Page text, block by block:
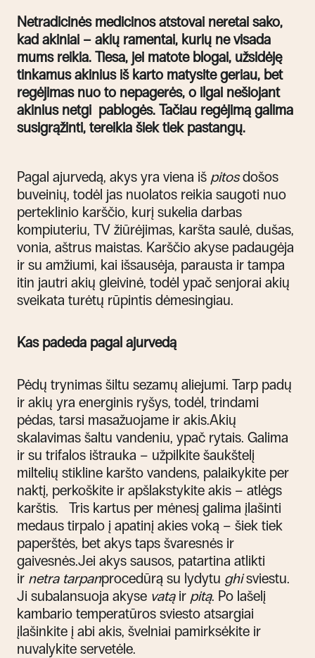
Netradicinės medicinos atstovai neretai sako,
kad akiniai – akių ramentai, kurių ne visada
mums reikia. Tiesa, jei matote blogai, užsidėję
tinkamus akinius iš karto matysite geriau, bet
regėjimas nuo to nepagerės, o ilgai nešiojant
akinius netgi pablogės. Tačiau regėjimą galima
susigrąžinti, tereikia šiek tiek pastangų.
Pagal ajurvedą, akys yra viena iš pitosdošos
buveinių, todėl jas nuolatos reikia saugoti nuo
perteklinio karščio, kurį sukelia darbas
kompiuteriu, TV žiūrėjimas, karšta saulė, dušas,
vonia, aštrus maistas. Karščio akyse padaugėja
ir su amžiumi, kai išsausėja, parausta ir tampa
itin jautri akių gleivinė, todėl ypač senjorai akių
sveikata turėtų rūpintis dėmesingiau.
Kas padeda pagal ajurvedą
Pėdų trynimas šiltu sezamų aliejumi. Tarp padų
ir akių yra energinis ryšys, todėl, trindami
pėdas, tarsi masažuojame ir akis.Akių
skalavimas šaltu vandeniu, ypač rytais. Galima
ir su trifalos ištrauka – užpilkite šaukštelį
miltelių stikline karšto vandens, palaikykite per
naktį, perkoškite ir apšlakstykite akis – atlėgs
karštis. Tris kartus per mėnesį galima įlašinti
medaus tirpalo į apatinį akies voką – šiek tiek
paperštės, bet akys taps švaresnės ir
gaivesnės.Jei akys sausos, patartina atlikti
ir netra tarpanprocedūrą su lydytu ghisviestu.
Ji subalansuoja akyse vatąir pitą. Po lašelį
kambario temperatūros sviesto atsargiai
įlašinkite į abi akis, švelniai pamirksėkite ir
nuvalykite servetėle.